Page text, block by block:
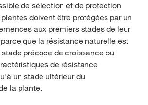
de sélection et de protection
doivent être protégées par un
aux premiers stades de leur
que la résistance naturelle est
précoce de croissance ou
de résistance
un stade ultérieur du
la plante.